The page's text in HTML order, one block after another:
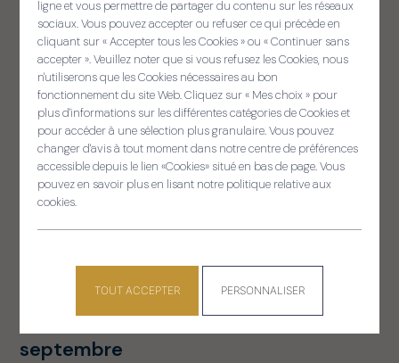
Panneau de gestion des
ligne et vous permettre de partager du contenu sur les réseaux
sociaux. Vous pouvez accepter ou refuser ce qui précède en
cliquant sur « Accepter tous les Cookies » ou « Continuer sans
accepter ». Veuillez noter que si vous refusez les Cookies, nous
n'utiliserons que les Cookies nécessaires au bon
fonctionnement du site Web. Cliquez sur « Mes choix » pour
plus d'informations sur les différentes catégories de Cookies et
pour accéder à une sélection plus granulaire. Vous pouvez
changer d'avis à tout moment dans notre centre de préférences
accessible depuis le lien «Cookies» situé en bas de page. Vous
pouvez en savoir plus en lisant notre politique relative aux
cookies.
TOUT ACCEPTER PERSONNALISER
Le 2 septembre 2025
Loisirs
Forum des associations : samedi 06
septembre